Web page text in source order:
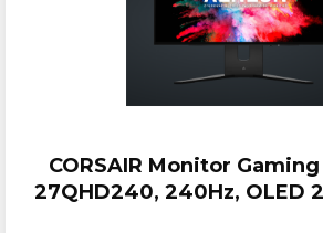
CORSAIR Monitor Gaming
27QHD240, 240Hz, OLED